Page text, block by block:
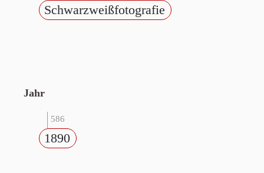
Schwarzweißfotografie
Jahr
586
1890